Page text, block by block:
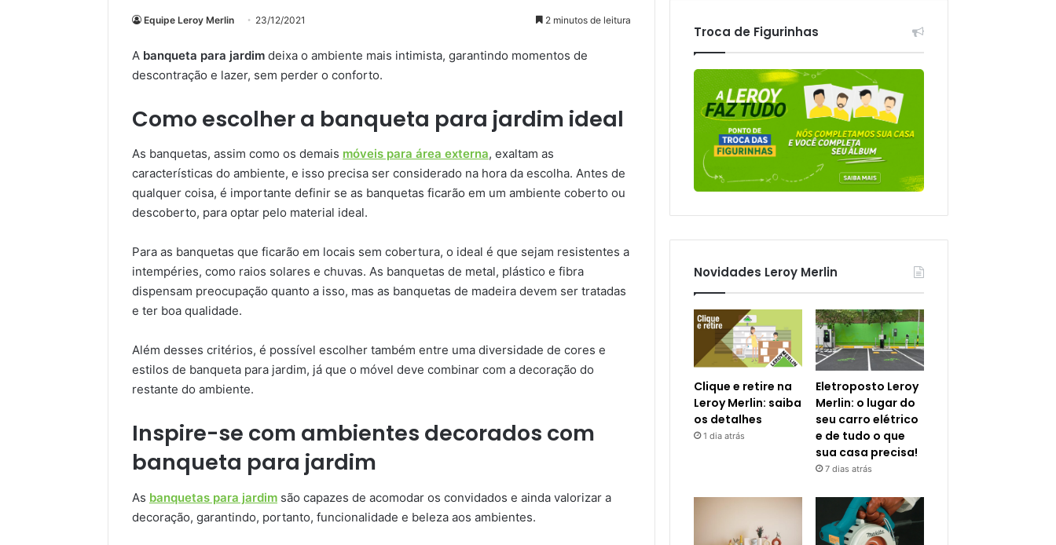
Equipe Leroy Merlin 23/12/2021 2 minutos de leitura
A banqueta para jardim deixa o ambiente mais intimista, garantindo momentos de
descontração e lazer, sem perder o conforto.
Como escolher a banqueta para jardim ideal
As banquetas, assim como os demais móveis para área externa, exaltam as
características do ambiente, e isso precisa ser considerado na hora da escolha. Antes de
qualquer coisa, é importante definir se as banquetas ficarão em um ambiente coberto ou
descoberto, para optar pelo material ideal.
Para as banquetas que ficarão em locais sem cobertura, o ideal é que sejam resistentes a
intempéries, como raios solares e chuvas. As banquetas de metal, plástico e fibra
dispensam preocupação quanto a isso, mas as banquetas de madeira devem ser tratadas
e ter boa qualidade.
Além desses critérios, é possível escolher também entre uma diversidade de cores e
estilos de banqueta para jardim, já que o móvel deve combinar com a decoração do
restante do ambiente.
Inspire-se com ambientes decorados com
banqueta para jardim
As banquetas para jardim são capazes de acomodar os convidados e ainda valorizar a
decoração, garantindo, portanto, funcionalidade e beleza aos ambientes.
Troca de Figurinhas
Novidades Leroy Merlin
Clique e retire na
Leroy Merlin: saiba
os detalhes
1 dia atrás
Eletroposto Leroy
Merlin: o lugar do
seu carro elétrico
e de tudo o que
sua casa precisa!
7 dias atrás